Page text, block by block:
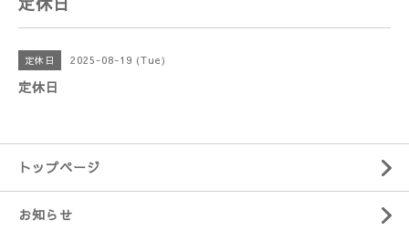
定休日 2025-08-19 (Tue)
定休日
トップページ
お知らせ